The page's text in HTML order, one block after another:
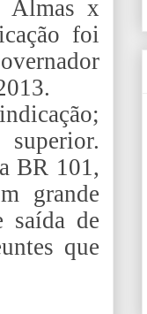
Almas x
foi
BR 101,
grande
saída de
que